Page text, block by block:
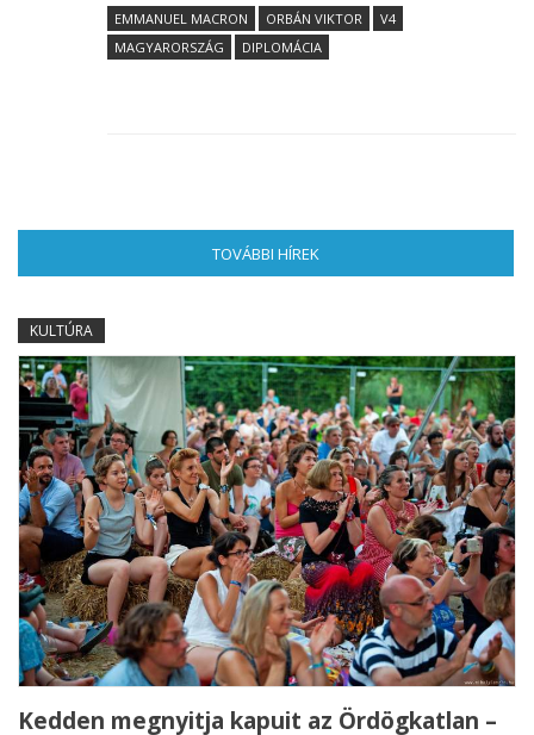
EMMANUEL MACRON ORBÁN VIKTOR
V4
MAGYARORSZÁG
DIPLOMÁCIA
TOVÁBBI HÍREK
KULTÚRA
Kedden megnyitja kapuit az Ördögkatlan –